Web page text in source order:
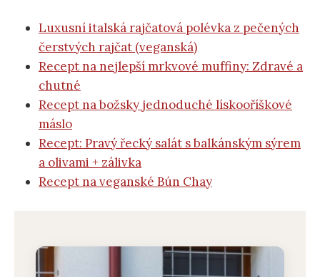
Luxusní italská rajčatová polévka z pečených
čerstvých rajčat (veganská)
Recept na nejlepší mrkvové muffiny: Zdravé a
chutné
Recept na božsky jednoduché lískooříškové
máslo
Recept: Pravý řecký salát s balkánským sýrem
a olivami + zálivka
Recept na veganské Bún Chay